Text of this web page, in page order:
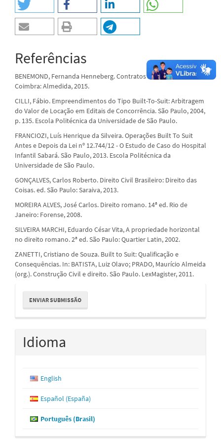
Referências
BENEMOND, Fernanda Henneberg. Contratos Built to Suit.
Coimbra: Almedida, 2015.
CILLI, Fábio. Empreendimentos do Tipo Built-To-Suit: Arbitragem
do Valor de Locação em Editais de Concorrência. São Paulo, 2004,
p. 135. Escola Politécnica da Universidade de São Paulo.
FRANCIOZI, Luís Henrique da Silveira. Operações Built To Suit
Antes e Depois da Lei nº 12.744/12 - O Estudo de Caso do Hospital
Infantil Sabará. São Paulo, 2013. Escola Politécnica da
Universidade de São Paulo.
GONÇALVES, Carlos Roberto. Direito Civil Brasileiro: Direito das
Coisas. ed. São Paulo: Saraiva, 2013.
MOREIRA ALVES, José Carlos. Direito romano. 14ª ed. Rio de
Janeiro: Forense, 2008.
SILVEIRA MARCHI, Eduardo César Vita, A propriedade horizontal
no direito romano. 2ª ed. São Paulo: Quartier Latin, 2002.
ZANETTI, Cristiano de Souza. Built to Suit: Qualificação e
Consequências. In: BATISTA, Luiz Olavo; PRADO, Maurício Almeida
(org.). Construção Civil e direito. São Paulo. LexMagister, 2011.
Enviar
Submissão
ENVIAR SUBMISSÃO
Idioma
English
Español (España)
Português (Brasil)